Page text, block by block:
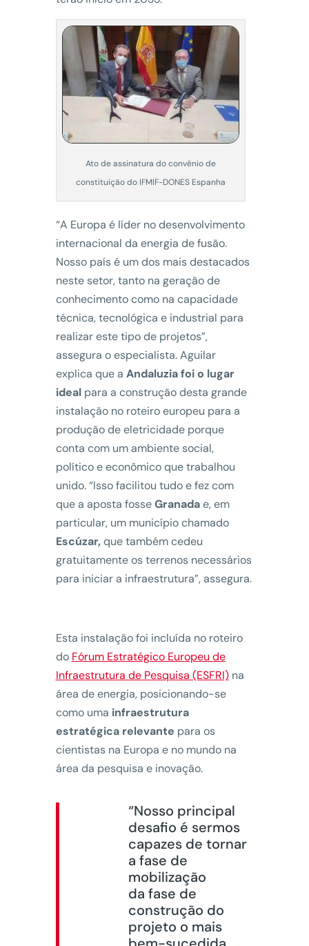
Ato de assinatura do convênio de
constituição do IFMIF-DONES Espanha
“A Europa é líder no desenvolvimento
internacional da energia de fusão.
Nosso país é um dos mais destacados
neste setor, tanto na geração de
conhecimento como na capacidade
técnica, tecnológica e industrial para
realizar este tipo de projetos”,
assegura o especialista. Aguilar
explica que a Andaluzia foi o lugar
idealpara a construção desta grande
instalação no roteiro europeu para a
produção de eletricidade porque
conta com um ambiente social,
político e econômico que trabalhou
unido. “Isso facilitou tudo e fez com
que a aposta fosseGranadae, em
particular, um município chamado
Escúzar, que também cedeu
gratuitamente os terrenos necessários
para iniciar a infraestrutura”, assegura.
Esta instalação foi incluída no roteiro
do Fórum Estratégico Europeu de
Infraestrutura de Pesquisa (ESFRI)na
área de energia, posicionando-se
como uma infraestrutura
estratégica relevante para os
cientistas na Europa e no mundo na
área da pesquisa e inovação.
“Nosso principal
desafio é sermos
capazes de tornar
a fase de
mobilização
da fase de
construção do
projeto o mais